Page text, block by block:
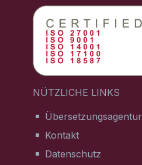
NÜTZLICHE LINKS
Übersetzungsagentur
Kontakt
Datenschutz